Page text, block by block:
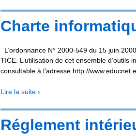
Charte
L’ordonnance N° 2000-549 du 15 juin
TICE. L’utilisation de cet ensemble
consultable à l’adresse http://
Lire la suite ›
Réglement